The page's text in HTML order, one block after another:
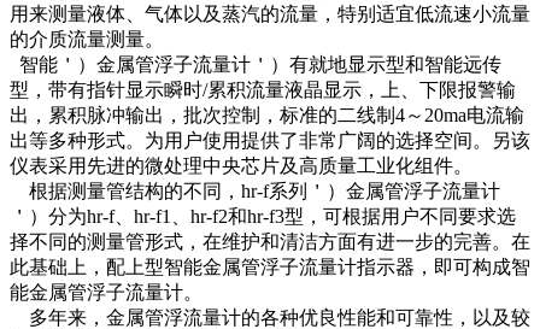
用来测量液体、气体以及蒸汽的流量，特别适宜低流速小流量
的介质流量测量。
智能＇）金属管浮子流量计＇）有就地显示型和智能远传
型，带有指针显示瞬时/累积流量液晶显示，上、下限报警输
出，累积脉冲输出，批次控制，标准的二线制4～20ma电流输
出等多种形式。为用户使用提供了非常广阔的选择空间。另该
仪表采用先进的微处理中央芯片及高质量工业化组件。
根据测量管结构的不同，hr-f系列＇）金属管浮子流量计
＇）分为hr-f、hr-f1、hr-f2和hr-f3型，可根据用户不同要求选
择不同的测量管形式，在维护和清洁方面有进一步的完善。在
此基础上，配上型智能金属管浮子流量计指示器，即可构成智
能金属管浮子流量计。
多年来，金属管浮流量计的各种优良性能和可靠性，以及较